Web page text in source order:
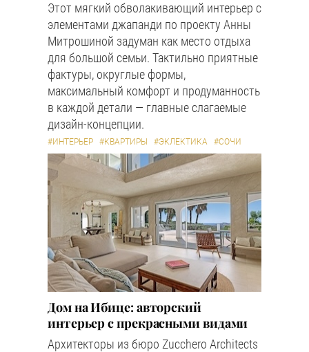
Этот мягкий обволакивающий интерьер с
элементами джапанди по проекту Анны
Митрошиной задуман как место отдыха
для большой семьи. Тактильно приятные
фактуры, округлые формы,
максимальный комфорт и продуманность
в каждой детали — главные слагаемые
дизайн-концепции.
#ИНТЕРЬЕР #КВАРТИРЫ #ЭКЛЕКТИКА #СОЧИ
Дом на Ибице: авторский
интерьер с прекрасными видами
Архитекторы из бюро Zucchero Architects